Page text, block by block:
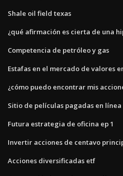
Shale oil field texas
¿qué afirmación es cierta de una
Competencia de petróleo y gas
Estafas en el mercado de valores
¿cómo puedo encontrar mis
Sitio de películas pagadas en línea
Futura estrategia de oficina ep 1
Invertir acciones de centavo
Acciones diversificadas etf